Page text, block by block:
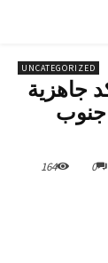
UNCATEGORIZED
جاهزية
جنوب
0
164